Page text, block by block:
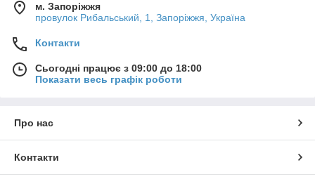
м. Запоріжжя
провулок Рибальський, 1, Запоріжжя, Україна
Контакти
Сьогодні працює з 09:00 до 18:00
Показати весь графік роботи
Про нас
Контакти